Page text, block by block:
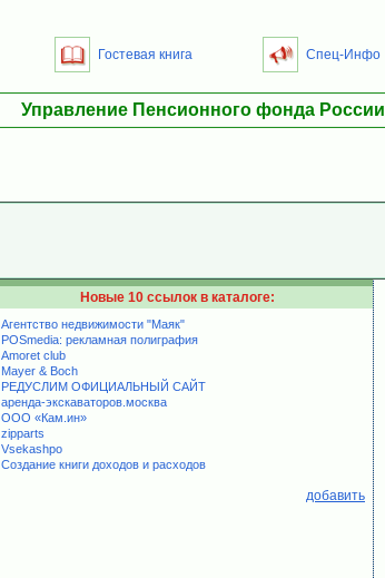
Гостевая книга Спец-Инфо
Управление Пенсионного фонда России
Новые 10 ссылок в каталоге:
Агентство недвижимости "Маяк"
POSmedia: рекламная полиграфия
Amoret club
Mayer & Boch
РЕДУСЛИМ ОФИЦИАЛЬНЫЙ САЙТ
аренда-экскаваторов.москва
ООО «Кам.ин»
zipparts
Vsekashpo
Создание книги доходов и расходов
добавить